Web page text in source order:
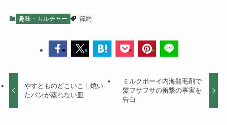
趣味・カルチャー 節約
やすとものどこいこ｜焼い
たパンが蒸れない皿
ミルクボーイ内海発毛剤で
髪フサフサの衝撃の事実を
告白